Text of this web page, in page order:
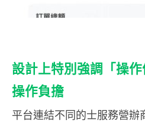
設計上特別強調「操作
操作負擔
平台連結不同的士服務營辦